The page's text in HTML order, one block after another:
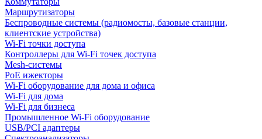
Маршрутизаторы
Беспроводные системы (радиомосты, базовые станции,
клиентские устройства)
Wi-Fi точки доступа
Контроллеры для Wi-Fi точек доступа
Mesh-системы
PoE ижекторы
Wi-Fi оборудование для дома и офиса
Wi-Fi для дома
Wi-Fi для бизнеса
Промышленное Wi-Fi оборудование
USB/PCI адаптеры